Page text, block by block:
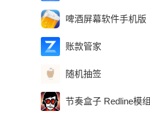
啤酒屏幕软件手机版
账款管家
随机抽签
节奏盒子 Redline模组